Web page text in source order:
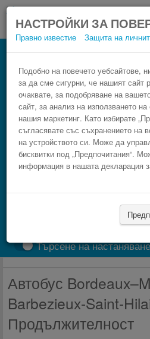
НАСТРОЙКИ ЗА
Правно известие Защита на
Подобно на повечето уебсайтове,
за да сме сигурни, че нашият сайт
очаквате, за подобряване на
сайт, за анализ на използването
нашия маркетинг. Като избирате
съгласявате със съхранението на
на устройството си. Може да
бисквитки под „Предпочитания“.
информация в нашата декларация
Автобус
Резервирай изгоден
Търсене на
Автобус
Barbezieux-Saint-
Продължителност